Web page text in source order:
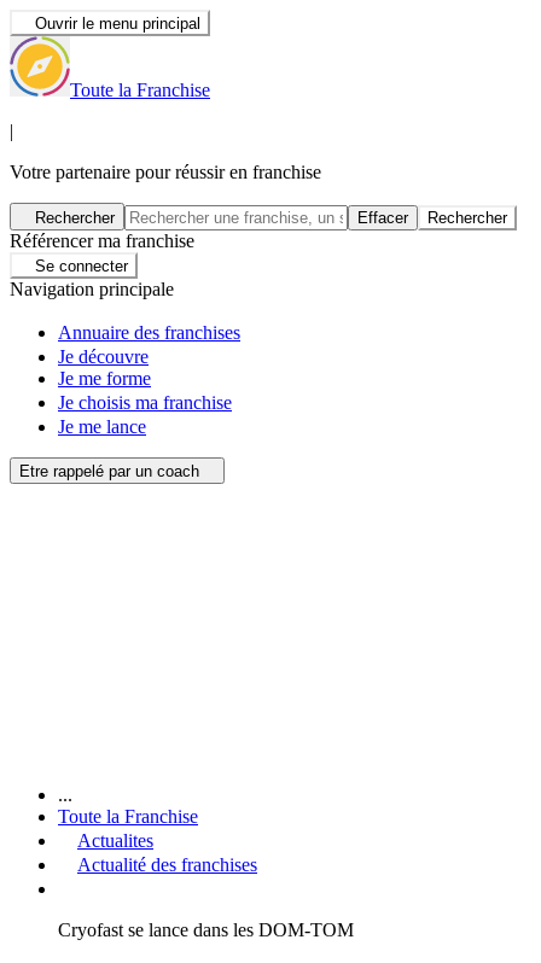
Ouvrir le menu principal
Toute la Franchise
|
Votre partenaire pour réussir en franchise
Rechercher Effacer Rechercher
Référencer ma franchise
Se connecter
Navigation principale
Annuaire des franchises
Je découvre
Je me forme
Je choisis ma franchise
Je me lance
Etre rappelé par un coach
...
Toute la Franchise
Actualites
Actualité des franchises
Cryofast se lance dans les DOM-TOM